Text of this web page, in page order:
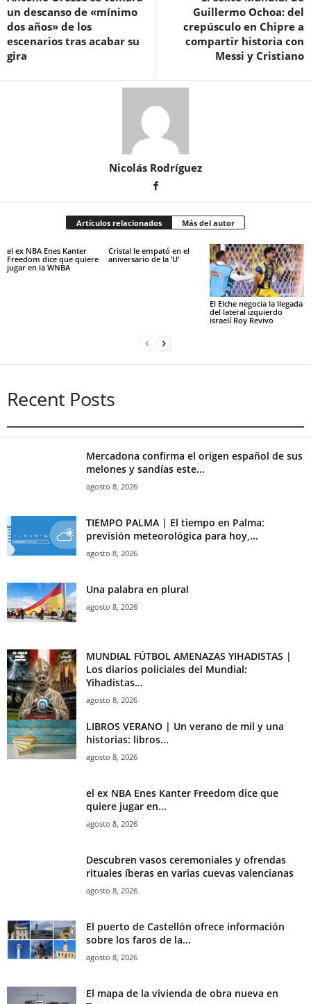
un descanso de «mínimo
dos años» de los
escenarios tras acabar su
gira
Guillermo Ochoa: del
crepúsculo en Chipre a
compartir historia con
Messi y Cristiano
Nicolás Rodríguez
Artículos relacionados Más del autor
el ex NBA Enes Kanter
Freedom dice que quiere
jugar en la WNBA
Cristal le empató en el
aniversario de la ‘U’
El Elche negocia la llegada
del lateral izquierdo
israelí Roy Revivo
Recent Posts
Mercadona confirma el origen español de sus
melones y sandías este...
agosto 8, 2026
TIEMPO PALMA | El tiempo en Palma:
previsión meteorológica para hoy,...
agosto 8, 2026
Una palabra en plural
agosto 8, 2026
MUNDIAL FÚTBOL AMENAZAS YIHADISTAS |
Los diarios policiales del Mundial:
Yihadistas...
agosto 8, 2026
LIBROS VERANO | Un verano de mil y una
historias: libros...
agosto 8, 2026
el ex NBA Enes Kanter Freedom dice que
quiere jugar en...
agosto 8, 2026
Descubren vasos ceremoniales y ofrendas
rituales íberas en varias cuevas valencianas
agosto 8, 2026
El puerto de Castellón ofrece información
sobre los faros de la...
agosto 8, 2026
El mapa de la vivienda de obra nueva en